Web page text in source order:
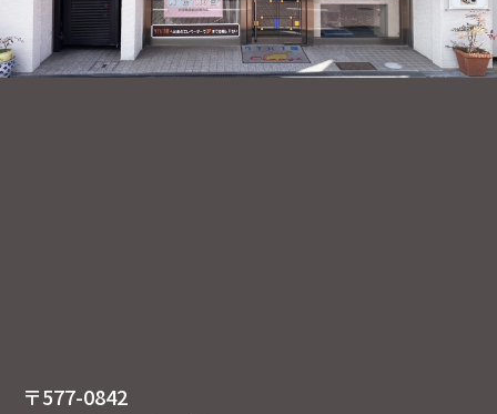
〒577-0842